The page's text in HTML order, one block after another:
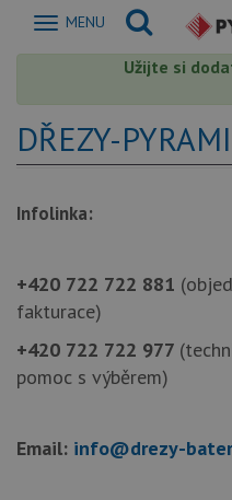
Zobrazit
MENU
Užijte si
DŘEZY-
Infolinka:
+420 722 722 881
fakturace)
+420 722 722 977
pomoc s výběrem)
Email: info@drezy-